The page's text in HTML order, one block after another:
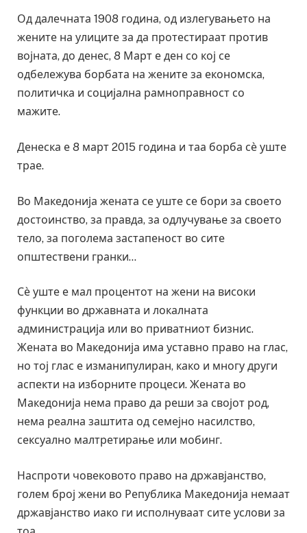
Од далечната 1908 година, од излегувањето на
жените на улиците за да протестираат против
војната, до денес, 8 Март е ден со кој се
одбележува борбата на жените за економска,
политичка и социјална рамноправност со
мажите.
Денеска е 8 март 2015 година и таа борба сѐ уште
трае.
Во Македонија жената се уште се бори за своето
достоинство, за правда, за одлучување за своето
тело, за поголема застапеност во сите
општествени гранки…
Сѐ уште е мал процентот на жени на високи
функции во државната и локалната
администрација или во приватниот бизнис.
Жената во Македонија има уставно право на глас,
но тој глас е изманипулиран, како и многу други
аспекти на изборните процеси. Жената во
Македонија нема право да реши за својот род,
нема реална заштита од семејно насилство,
сексуално малтретирање или мобинг.
Наспроти човековото право на државјанство,
голем број жени во Република Македонија немаат
државјанство иако ги исполнуваат сите услови за